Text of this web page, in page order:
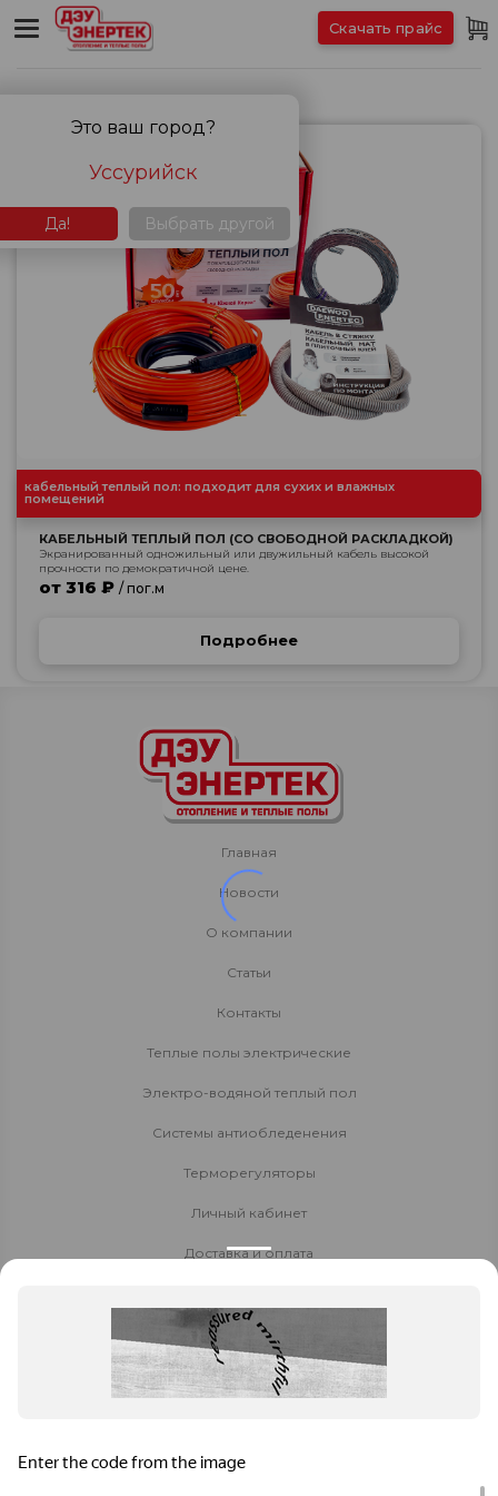
Кабельные теплые полы
кабельный теплый пол: подходит для сухих и влажных
помещений
КАБЕЛЬНЫЙ ТЕПЛЫЙ ПОЛ (СО СВОБОДНОЙ РАСКЛАДКОЙ)
Экранированный одножильный или двужильный кабель высокой
прочности по демократичной цене.
от 316 ₽ / пог.м
Подробнее
Главная
Новости
О компании
Статьи
Контакты
Теплые полы электрические
Электро-водяной теплый пол
Системы антиобледенения
Терморегуляторы
Личный кабинет
Доставка и оплата
Политика конфиденциальности
Контакты
Скачать прайс
Это ваш город?
Уссурийск
Да! Выбрать другой